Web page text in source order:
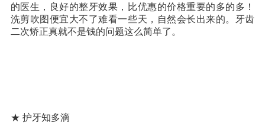
的医生，良好的整牙效果，比优惠的价格重要的多的多！
洗剪吹图便宜大不了难看一些天，自然会长出来的。牙齿
二次矫正真就不是钱的问题这么简单了。
★ 护牙知多滴